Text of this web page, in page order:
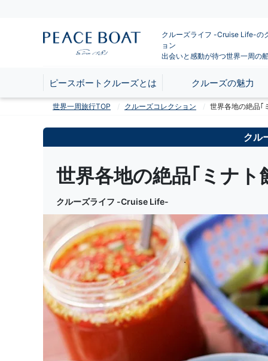
クルーズライフ -Cruise Life-の
ョン
出会いと感動が待つ世界一周の
ピースボートクルーズとは クルーズの魅力
世界一周旅行TOP クルーズコレクション 世界各地の絶品｢
クル
世界各地の絶品｢ミナ
クルーズライフ -Cruise Life-